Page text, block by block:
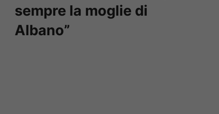
sempre la moglie di
Albano”